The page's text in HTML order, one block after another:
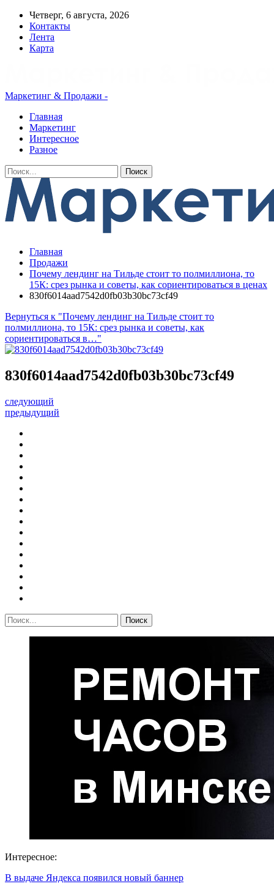
Четверг, 6 августа, 2026
Контакты
Лента
Карта
Маркетинг & Продажи -
Главная
Маркетинг
Интересное
Разное
Главная
Продажи
Почему лендинг на Тильде стоит то полмиллиона, то
15К: срез рынка и советы, как сориентироваться в ценах
830f6014aad7542d0fb03b30bc73cf49
Вернуться к "Почему лендинг на Тильде стоит то
полмиллиона, то 15К: срез рынка и советы, как
сориентироваться в…"
830f6014aad7542d0fb03b30bc73cf49
следующий
предыдущий
Интересное:
В выдаче Яндекса появился новый баннер